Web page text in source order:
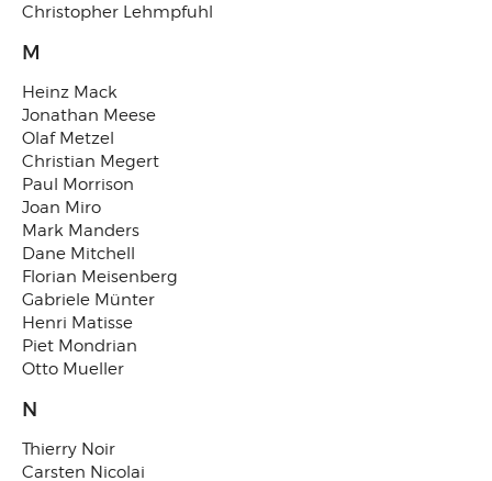
Christopher Lehmpfuhl
M
Heinz Mack
Jonathan Meese
Olaf Metzel
Christian Megert
Paul Morrison
Joan Miro
Mark Manders
Dane Mitchell
Florian Meisenberg
Gabriele Münter
Henri Matisse
Piet Mondrian
Otto Mueller
N
Thierry Noir
Carsten Nicolai